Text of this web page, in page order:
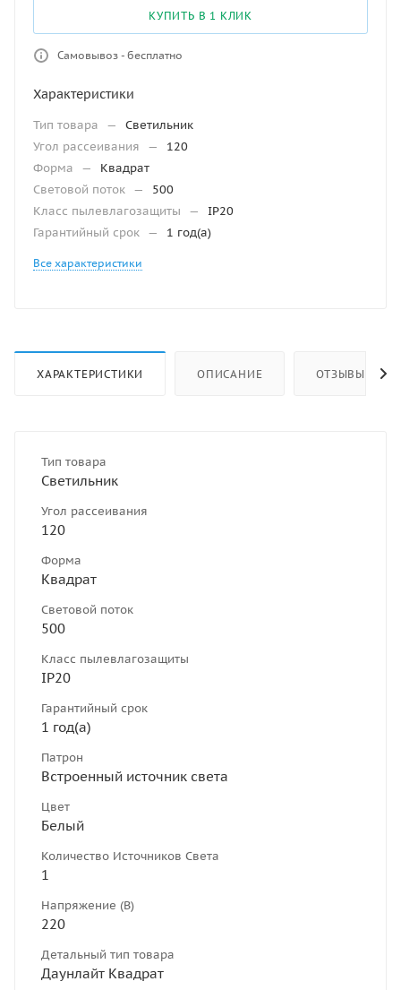
КУПИТЬ В 1 КЛИК
Самовывоз - бесплатно
Характеристики
Тип товара —
Светильник
Угол рассеивания
—
120
Форма
—
Квадрат
Световой поток —
500
Класс пылевлагозащиты
—
IP20
Гарантийный срок — 1 год(а)
Все характеристики
ХАРАКТЕРИСТИКИ ОПИСАНИЕ ОТЗЫВЫ
Тип товара
Светильник
Угол рассеивания
120
Форма
Квадрат
Световой поток
500
Класс пылевлагозащиты
IP20
Гарантийный срок
1 год(а)
Патрон
Встроенный источник света
Цвет
Белый
Количество Источников Света
1
Напряжение (В)
220
Детальный тип товара
Даунлайт Квадрат